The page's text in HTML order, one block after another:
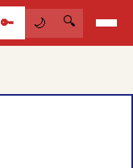
🔑 🌙 🔍